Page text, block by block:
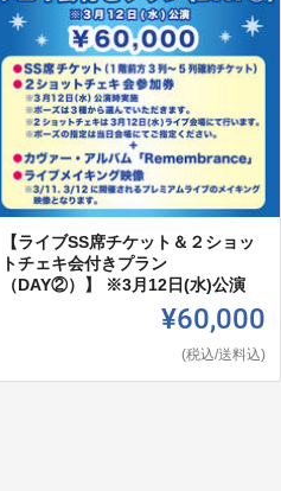
【ライブSS席チケット＆２ショッ
トチェキ会付きプラン
（DAY②）】 ※3月12日(水)公演
¥60,000
(税込/送料込)